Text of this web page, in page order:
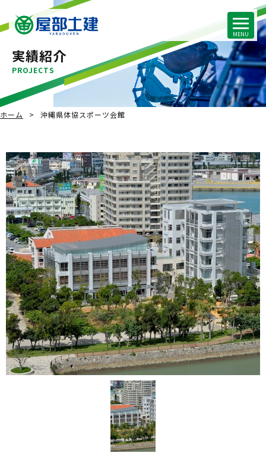
実績紹介
PROJECTS
ホーム 沖縄県体協スポーツ会館